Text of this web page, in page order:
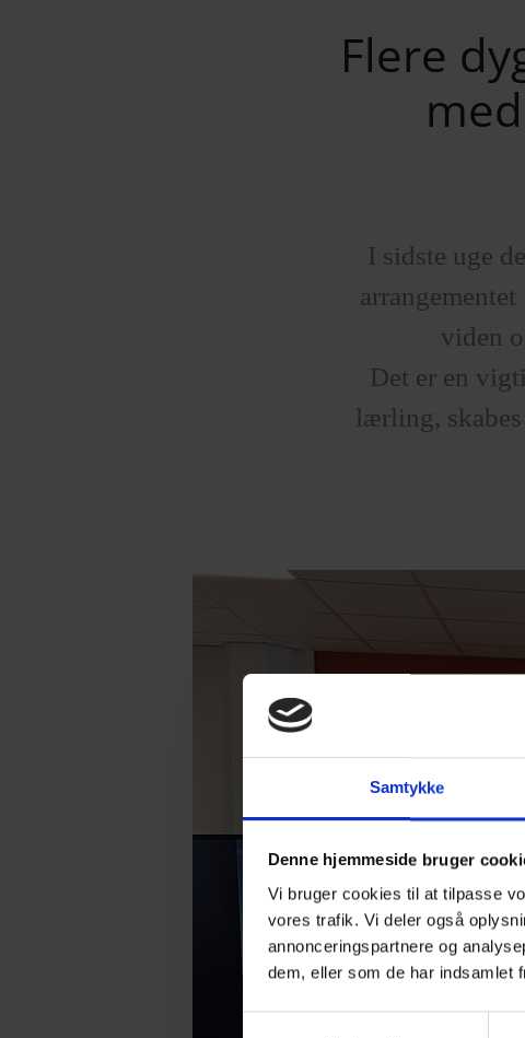
Samtykke
Denne hjemmeside bruger
Vi bruger cookies til at tilpasse
vores trafik. Vi deler også
annonceringspartnere og
dem, eller som de har indsamlet
Flere
I sidste uge
viden
Det er en
lærling,